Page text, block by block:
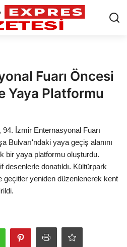
Fuarı Öncesi
Yaya Platformu
İzmir Enternasyonal Fuarı
Bulvarı'ndaki yaya geçiş alanını
bir yaya platformu oluşturdu.
desenlerle donatıldı. Kültürpark
yeniden düzenlenerek kent